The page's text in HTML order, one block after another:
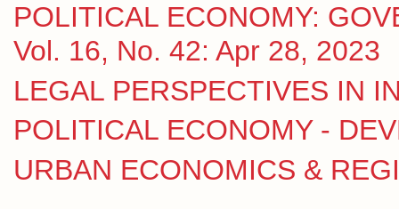
POLITICAL ECONOMY:
Vol. 16, No. 42: Apr 28, 2023
LEGAL PERSPECTIVES IN
POLITICAL ECONOMY -
URBAN ECONOMICS &